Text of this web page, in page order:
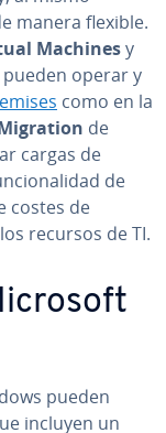
manera flexible.
Machinesy
operar y
como en la
de
cargas de
de
costes de
recursos de TI.
pueden
incluyen un